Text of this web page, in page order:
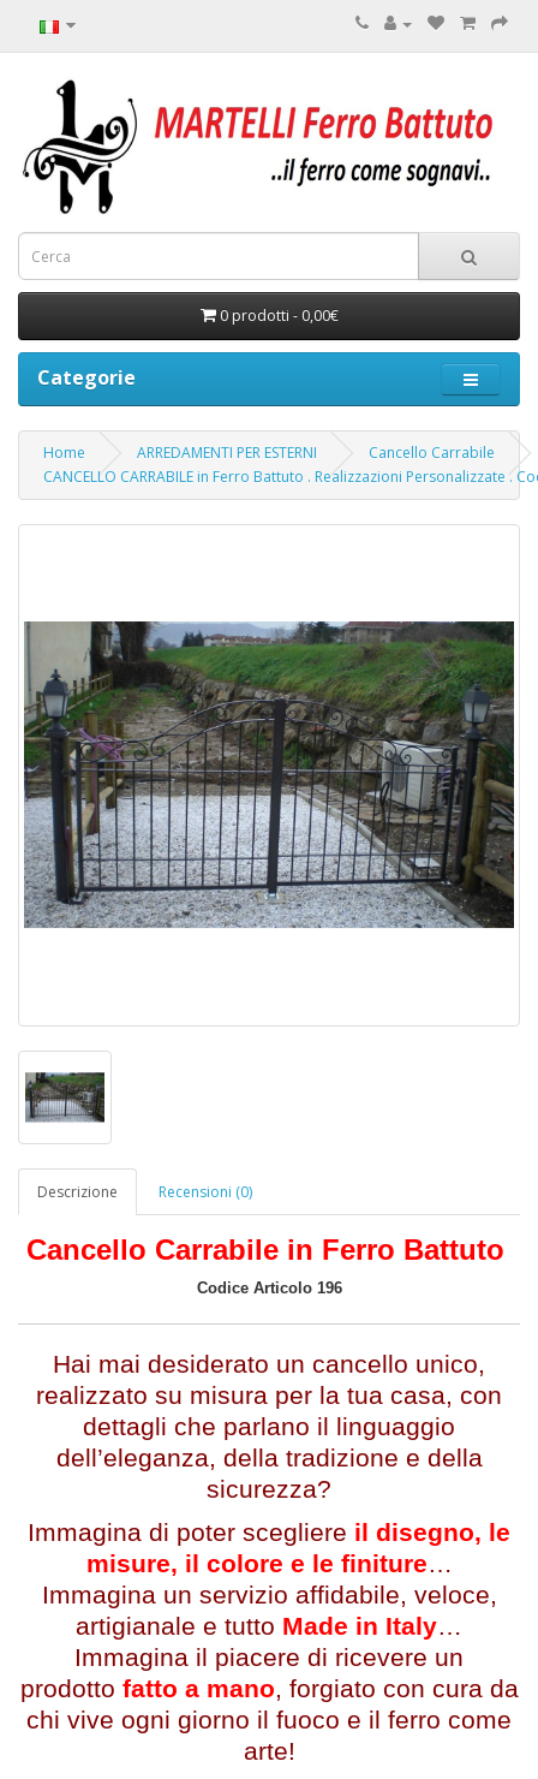
0 prodotti - 0,00€
Categorie
Home ARREDAMENTI PER ESTERNI
Cancello Carrabile
CANCELLO CARRABILE in Ferro Battuto . Realizzazioni Personalizzate .
Descrizione Recensioni (0)
Cancello Carrabile in Ferro Battuto
Codice Articolo 196
Hai mai desiderato un cancello unico,
realizzato su misura per la tua casa, con
dettagli che parlano il linguaggio
dell’eleganza, della tradizione e della
sicurezza?
Immagina di poter scegliere il disegno, le
misure, il colore e le finiture…
Immagina un servizio affidabile, veloce,
artigianale e tutto Made in Italy…
Immagina il piacere di ricevere un
prodotto fatto a mano, forgiato con cura da
chi vive ogni giorno il fuoco e il ferro come
arte!